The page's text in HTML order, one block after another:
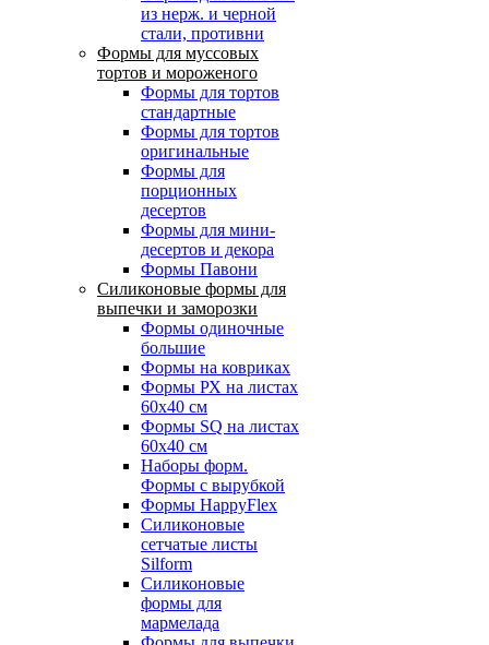
из нерж. и черной
стали, противни
Формы для муссовых
тортов и мороженого
Формы для тортов
стандартные
Формы для тортов
оригинальные
Формы для
порционных
десертов
Формы для мини-
десертов и декора
Формы Павони
Силиконовые формы для
выпечки и заморозки
Формы одиночные
большие
Формы на ковриках
Формы РХ на листах
60х40 см
Формы SQ на листах
60х40 см
Наборы форм.
Формы с вырубкой
Формы HappyFlex
Силиконовые
сетчатые листы
Silform
Силиконовые
формы для
мармелада